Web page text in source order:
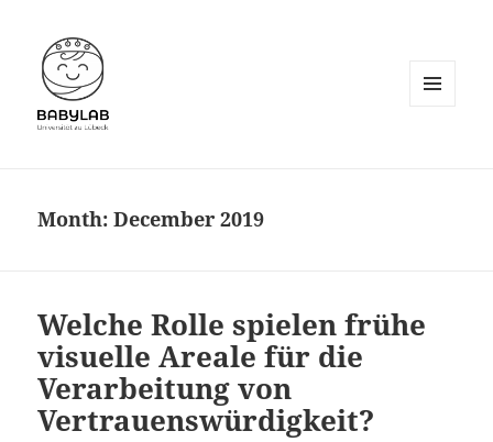
Month:December 2019
Welche Rolle spielen frühe
visuelle Areale für die
Verarbeitung von
Vertrauenswürdigkeit?